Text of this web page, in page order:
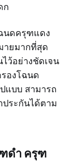
ก
นดครุฑแดง
ายมากที่สุด
ว้อย่างชัดเจน
องโฉนด
แบบ สามารถ
ระกันได้ตาม
ดำ ครุฑ